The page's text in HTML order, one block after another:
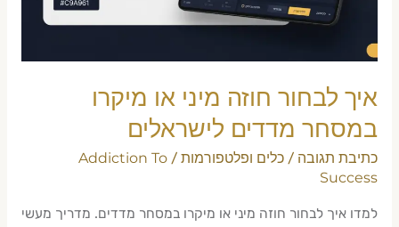
איך לבחור חוזה מיני או מיקרו
במסחר מדדים לישראלים
כתיבת תגובה / כלים ופלטפורמות/
Addiction To
Success
למדו איך לבחור חוזה מיני או מיקרו במסחר מדדים. מדריך מעשי
במסחר
מדדים
לישראלים